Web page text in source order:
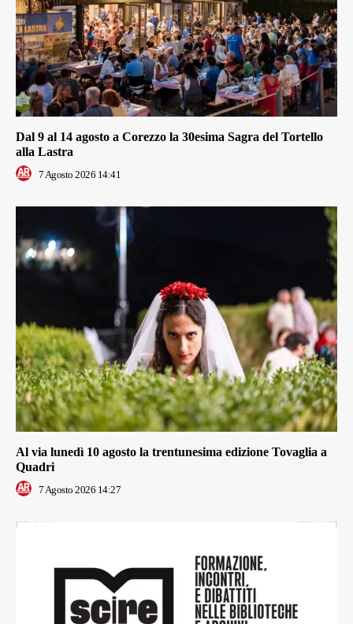
Dal 9 al 14 agosto a Corezzo la 30esima Sagra del Tortello
alla Lastra
7 Agosto 2026 14:41
Al via lunedì 10 agosto la trentunesima edizione Tovaglia a
Quadri
7 Agosto 2026 14:27